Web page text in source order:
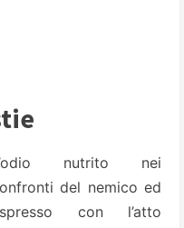
nutrito nei
del nemico ed
con l’atto